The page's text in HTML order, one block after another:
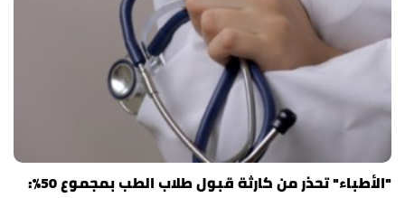
"الأطباء" تحذر من كارثة قبول طلاب الطب بمجموع 50%: